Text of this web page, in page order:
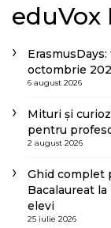
eduVox
octombrie
6 august 2026
Mituri și
pentru
2 august 2026
Ghid complet
Bacalaureat
elevi
25 iulie 2026